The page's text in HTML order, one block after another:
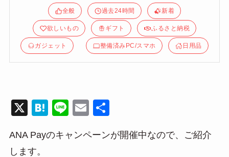
全般 過去24時間 新着
欲しいもの ギフト ふるさと納税
ガジェット 整備済みPC/スマホ 日用品
X
H
e
Li
e
E
ail
ANA Payのキャンペーンが開催中なので、ご紹介
します。